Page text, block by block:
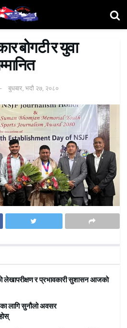
बोगटी र युवा
बुधबार, भदौ २७, २०८०
लेखापरीक्षण र प्रभावकारी सुशासन आजको
लागि सुनौलो अवसर